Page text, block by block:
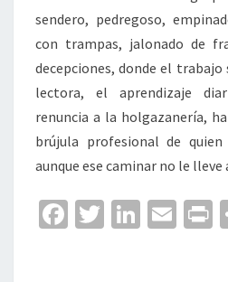
sendero, pedregoso,
con trampas, jalonado de
decepciones, donde el trabajo
lectora, el aprendizaje
renuncia a la holgazanería,
brújula profesional de
aunque ese caminar no le lleve
Fa T
Li
E